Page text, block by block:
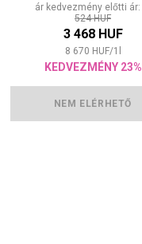
ár kedvezmény előtti ár:
524 HUF
3 468 HUF
8 670 HUF/1
KEDVEZMÉNY 23%
NEM ELÉRHETŐ